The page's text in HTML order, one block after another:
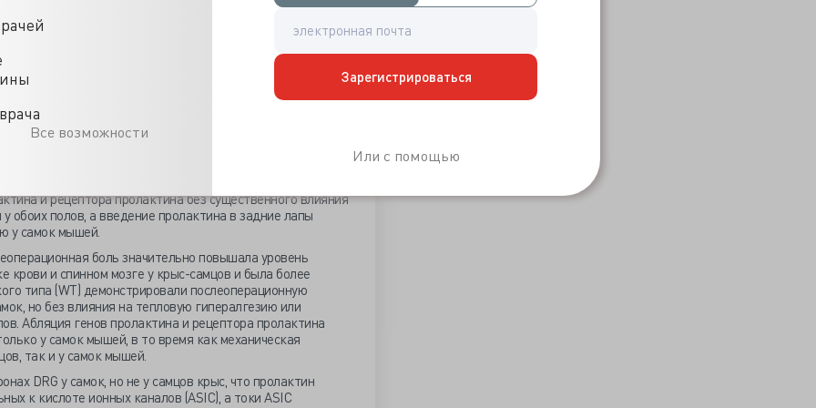
Все возможности
Зарегистрироваться
Или с помощью
вызванное пролактином временное усиление
CGRP нейронах тройничного ганглия у
PRLR-L с PRLR-S (соотношение 1:1)
действия пролактина.
о том, что женщины испытывают больше боли по
воспалительных состояниях, и обнаружили (1)
TRPV1, TRPA1 и TRPM8, которые регулируются
корневого ганглия (DRG) у мышей-самок, но не
в DRG повышало уровни пролактина как у самцов, так и
без изменения экспрессии гена рецептора
холодовые стимулы были изменены только у самок
и рецептора пролактина без существенного влияния
обоих полов, а введение пролактина в задние лапы
у самок мышей.
боль значительно повышала уровень
крови и спинном мозге у крыс-самцов и была более
типа (WT) демонстрировали послеоперационную
но без влияния на тепловую гипералгезию или
Абляция генов пролактина и рецептора пролактина
у самок мышей, в то время как механическая
так и у самок мышей.
DRG у самок, но не у самцов крыс, что пролактин
к кислоте ионных каналов (ASIC), а токи ASIC